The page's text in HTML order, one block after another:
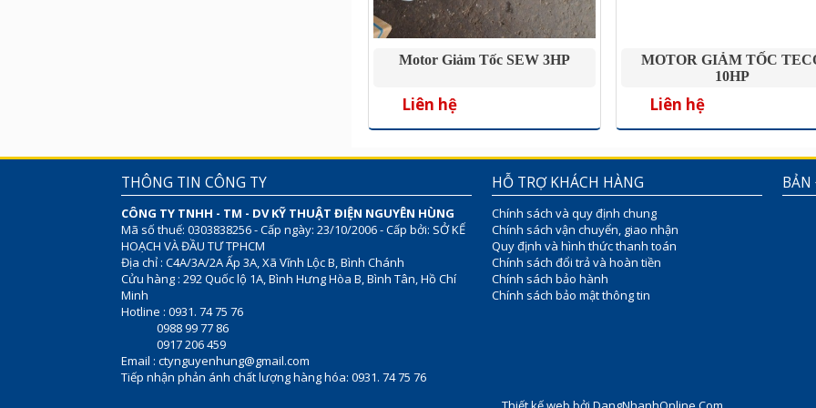
Motor Giảm Tốc SEW 3HP
Liên hệ
MOTOR GIẢM TỐC
10HP
Liên hệ
THÔNG TIN CÔNG TY
CÔNG TY TNHH - TM - DV KỸ THUẬT ĐIỆN NGUYÊN HÙNG
Mã số thuế: 0303838256 - Cấp ngày: 23/10/2006 - Cấp bởi: SỞ KẾ
HOẠCH VÀ ĐẦU TƯ TPHCM
Địa chỉ : C4A/3A/2A Ấp 3A, Xã Vĩnh Lộc B, Bình Chánh
Cửu hàng : 292 Quốc lộ 1A, Bình Hưng Hòa B, Bình Tân, Hồ Chí
Minh
Hotline : 0931. 74 75 76
0988 99 77 86
0917 206 459
Email : ctynguyenhung@gmail.com
Tiếp nhận phản ánh chất lượng hàng hóa: 0931. 74 75 76
HỖ TRỢ KHÁCH HÀNG
Chính sách và quy định chung
Chính sách vận chuyển, giao nhận
Quy định và hình thức thanh toán
Chính sách đổi trả và hoàn tiền
Chính sách bảo hành
Chính sách bảo mật thông tin